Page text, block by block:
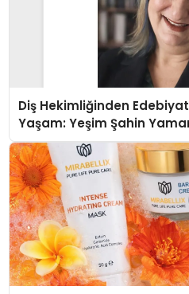
Diş Hekimliğinden
Yaşam: Yeşim Şahin